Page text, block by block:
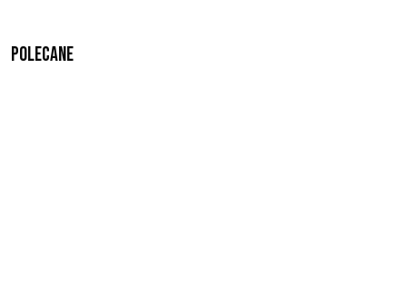
Polecane